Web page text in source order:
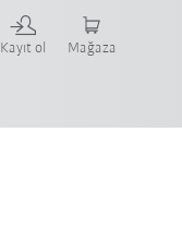
Kayıt ol Mağaza